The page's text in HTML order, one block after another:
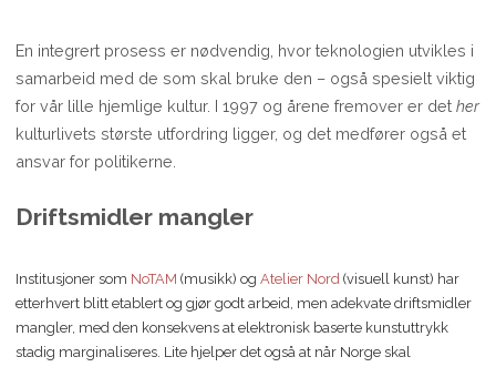
En integrert prosess er nødvendig, hvor teknologien utvikles i
samarbeid med de som skal bruke den – også spesielt viktig
for vår lille hjemlige kultur. I 1997 og årene fremover er dether
kulturlivets største utfordring ligger, og det medfører også et
ansvar for politikerne.
Driftsmidler mangler
Institusjoner som NoTAM (musikk) ogAtelier Nord (visuell kunst) har
etterhvert blitt etablert og gjør godt arbeid, men adekvate driftsmidler
mangler, med den konsekvens at elektronisk baserte kunstuttrykk
stadig marginaliseres. Lite hjelper det også at når Norge skal